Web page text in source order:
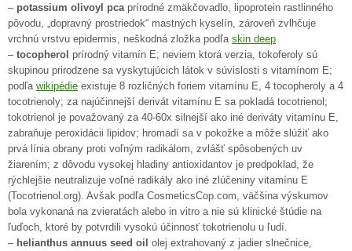
– potassium olivoyl pca prírodné zmäkčovadlo, lipoprotein rastlinného
pôvodu, „dopravný prostriedok“ mastných kyselín, zároveň zvlhčuje
vrchnú vrstvu epidermis, neškodná zložka podľa skin deep
– tocopherol prírodný vitamín E; neviem ktorá verzia, tokoferoly sú
skupinou prirodzene sa vyskytujúcich látok v súvislosti s vitamínom E;
podľa wikipédie existuje 8 rozličných foriem vitamínu E, 4 tocopheroly a 4
tocotrienoly; za najúčinnejší derivát vitamínu E sa pokladá tocotrienol;
tokotrienol je považovaný za 40-60x silnejší ako iné deriváty vitamínu E,
zabraňuje peroxidácii lipidov; hromadí sa v pokožke a môže slúžiť ako
prvá línia obrany proti voľným radikálom, zvlášť spôsobených uv
žiarením; z dôvodu vysokej hladiny antioxidantov je predpoklad, že
rýchlejšie neutralizuje voľné radikály ako iné zlúčeniny vitamínu E
(Tocotrienol.org). Avšak podľa CosmeticsCop.com, väčšina výskumov
bola vykonaná na zvieratách alebo in vitro a nie sú klinické štúdie na
ľuďoch, ktoré by potvrdili vysokú účinnosť tokotrienolu u ľudí.
– helianthus annuus seed oil olej extrahovaný z jadier slnečnice,